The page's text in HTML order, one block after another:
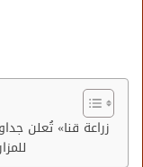
«زراعة قنا» تُعلن